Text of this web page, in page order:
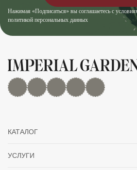
Нажимая «Подписаться» вы соглашаетесь с
политикой персональных данных
MAX Дзен YouTuberutubeTelegram
КАТАЛОГ
УСЛУГИ